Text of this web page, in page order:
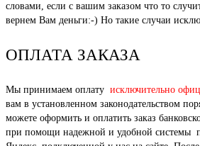
словами, если с вашим заказом что то
вернем Вам деньги:-) Но такие случаи
ОПЛАТА ЗАКАЗА
Мы принимаем оплату исключительно
вам в установленном законодательством
можете оформить и оплатить заказ
при помощи надежной и удобной системы